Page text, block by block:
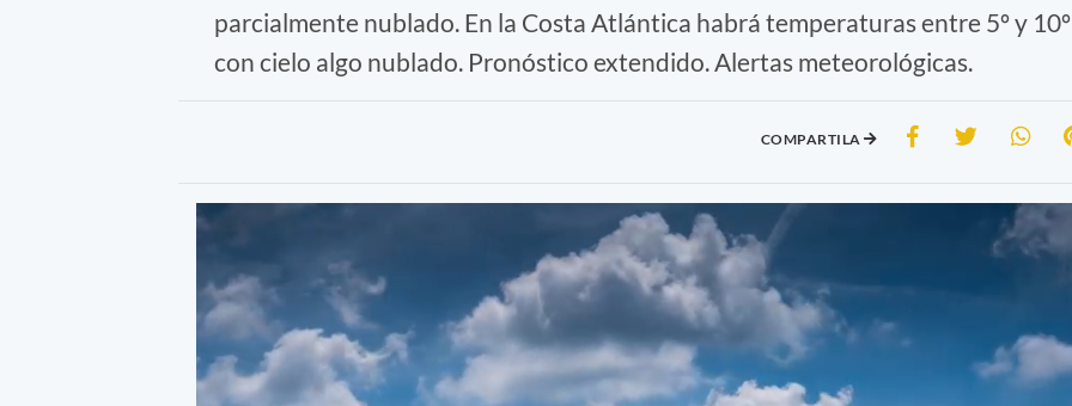
parcialmente nublado. En la Costa Atlántica habrá temperaturas entre 5º y 10º
con cielo algo nublado. Pronóstico extendido. Alertas meteorológicas.
COMPARTILA